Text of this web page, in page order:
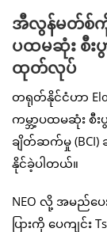
အီလွန်မတ်စ်ကို
ပထမဆုံး စီးပွ
ထုတ်လုပ်
တရုတ်နိုင်ငံဟာ
ကမ္ဘာ့ပထမဆုံး စီး
ချိတ်ဆက်မှု (BCI)
နိုင်ခဲ့ပါတယ်။
NEO လို့ အမည်ပ
ပြားကို ပေကျင်း